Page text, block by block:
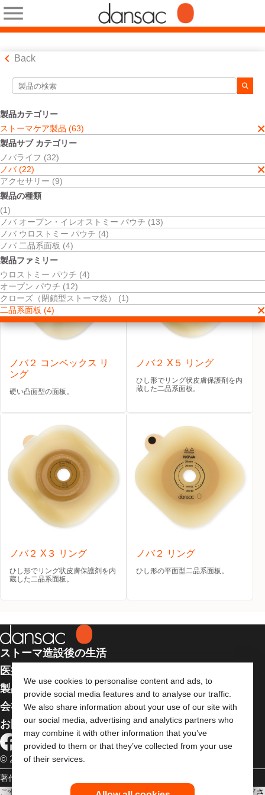
We use cookies to personalise content and ads, to
provide social media features and to analyse our traffic.
We also share information about your use of our site with
our social media, advertising and analytics partners who
may combine it with other information that you’ve
provided to them or that they’ve collected from your use
of their services.
Back
製品カテゴリー
ストーマケア製品 (63)
製品サブ カテゴリー
ノバライフ (32)
ノバ (22)
アクセサリー (9)
製品の種類
(1)
ノバ オープン・イレオストミー パウチ (13)
ノバ ウロストミー パウチ (4)
ノバ 二品系面板 (4)
製品ファミリー
ウロストミー パウチ (4)
オープン パウチ (12)
クローズ（閉鎖型ストーマ袋） (1)
二品系面板 (4)
検索ツール
検索結果
ストーマケア製品
ノバ
二品系面板
検索結果4件
並べ替え:
ノバ２ コンベックス リ
ング
硬い凸面型の面板。
ノバ２ X５ リング
ひし形でリング状皮膚保護剤を内
蔵した二品系面板。
ノバ２ X３ リング
ひし形でリング状皮膚保護剤を内
蔵した二品系面板。
ノバ２ リング
ひし形の平面型二品系面板。
ストーマ造設後の生活
医療従事者向け情報
製品
会社案内
お問い合わせ
© 2026 Dansac A/S. 全著作権所有
著作権
ご使用に際しては使用説明書をよく読み、正しくお使いくださ